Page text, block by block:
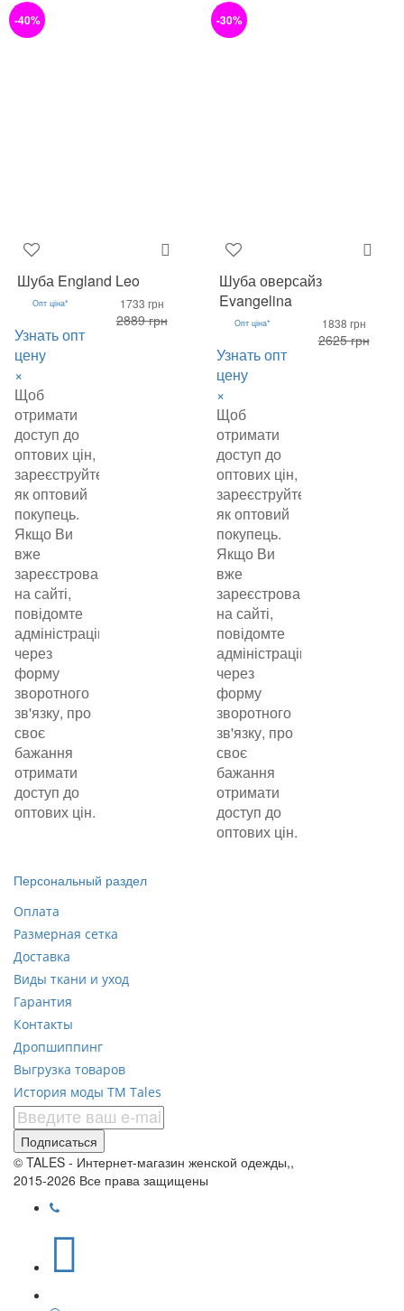
-40%
Шуба England Leo
Опт ціна*
Узнать опт
цену
×
Щоб
отримати
доступ до
оптових цін,
зареєструйтеся
як оптовий
покупець.
Якщо Ви
вже
зареєстровані
на сайті,
повідомте
адміністрацію
через
форму
зворотного
зв'язку, про
своє
бажання
отримати
доступ до
оптових цін.
1733 грн
2889 грн
-30%
Шуба оверсайз
Evangelina
Опт ціна*
Узнать опт
цену
×
Щоб
отримати
доступ до
оптових цін,
зареєструйтеся
як оптовий
покупець.
Якщо Ви
вже
зареєстровані
на сайті,
повідомте
адміністрацію
через
форму
зворотного
зв'язку, про
своє
бажання
отримати
доступ до
оптових цін.
1838 грн
2625 грн
Персональный раздел
Оплата
Размерная сетка
Доставка
Виды ткани и уход
Гарантия
Контакты
Дропшиппинг
Выгрузка товаров
История моды ТМ Tales
Подписаться
© TALES - Интернет-магазин женской одежды,,
2015-2026 Все права защищены